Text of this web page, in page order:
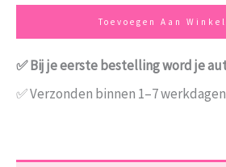
Toevoegen Aan
✅ Bij je eerste bestelling word je
✅ Verzonden binnen 1–7 werkdagen